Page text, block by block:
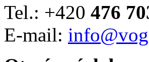
Tel.: +420 476
E-mail: